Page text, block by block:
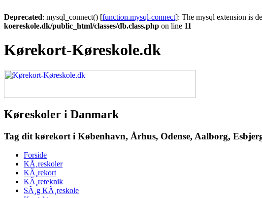
Deprecated: mysql_connect() [function.mysql-connect]: The mysql extension is
koereskole.dk/public_html/classes/db.class.php on line 11
Kørekort-Køreskole.dk
Køreskoler i Danmark
Tag dit kørekort i København, Århus, Odense, Aalborg,
Forside
KÃ¸reskoler
KÃ¸rekort
KÃ¸reteknik
SÃ¸g KÃ¸reskole